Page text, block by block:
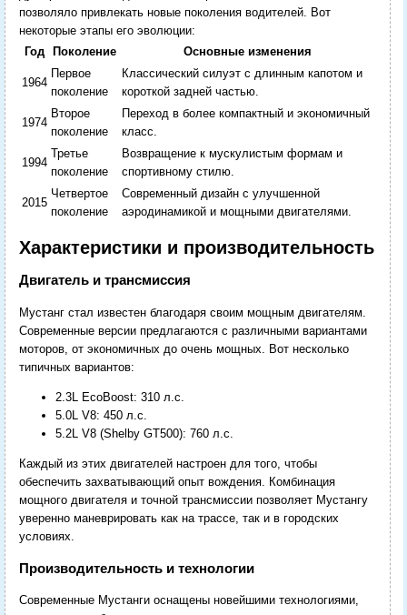
позволяло привлекать новые поколения водителей. Вот
некоторые этапы его эволюции:
Год
Поколение Основные изменения
1964
Первое
поколение
Классический силуэт с длинным капотом и
короткой задней частью.
1974
Второе
поколение
Переход в более компактный и экономичный
класс.
1994
Третье
поколение
Возвращение к мускулистым формам и
спортивному стилю.
2015
Четвертое
поколение
Современный дизайн с улучшенной
аэродинамикой и мощными двигателями.
Характеристики и производительность
Двигатель и трансмиссия
Мустанг стал известен благодаря своим мощным двигателям.
Современные версии предлагаются с различными вариантами
моторов, от экономичных до очень мощных. Вот несколько
типичных вариантов:
2.3L EcoBoost: 310 л.с.
5.0L V8: 450 л.с.
5.2L V8 (Shelby GT500): 760 л.с.
Каждый из этих двигателей настроен для того, чтобы
обеспечить захватывающий опыт вождения. Комбинация
мощного двигателя и точной трансмиссии позволяет Мустангу
уверенно маневрировать как на трассе, так и в городских
условиях.
Производительность и технологии
Современные Мустанги оснащены новейшими технологиями,